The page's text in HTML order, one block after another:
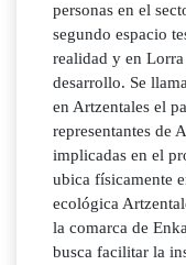
personas en el
segundo espacio
realidad y en
desarrollo. Se
en Artzentales el
representantes de
implicadas en el
ubica físicamente
ecológica
la comarca de
busca facilitar la